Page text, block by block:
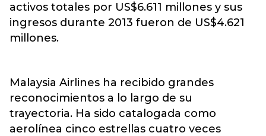
activos totales por US$6.611 millones y sus
ingresos durante 2013 fueron de US$4.621
millones.
Malaysia Airlines ha recibido grandes
reconocimientos a lo largo de su
trayectoria. Ha sido catalogada como
aerolínea cinco estrellas cuatro veces